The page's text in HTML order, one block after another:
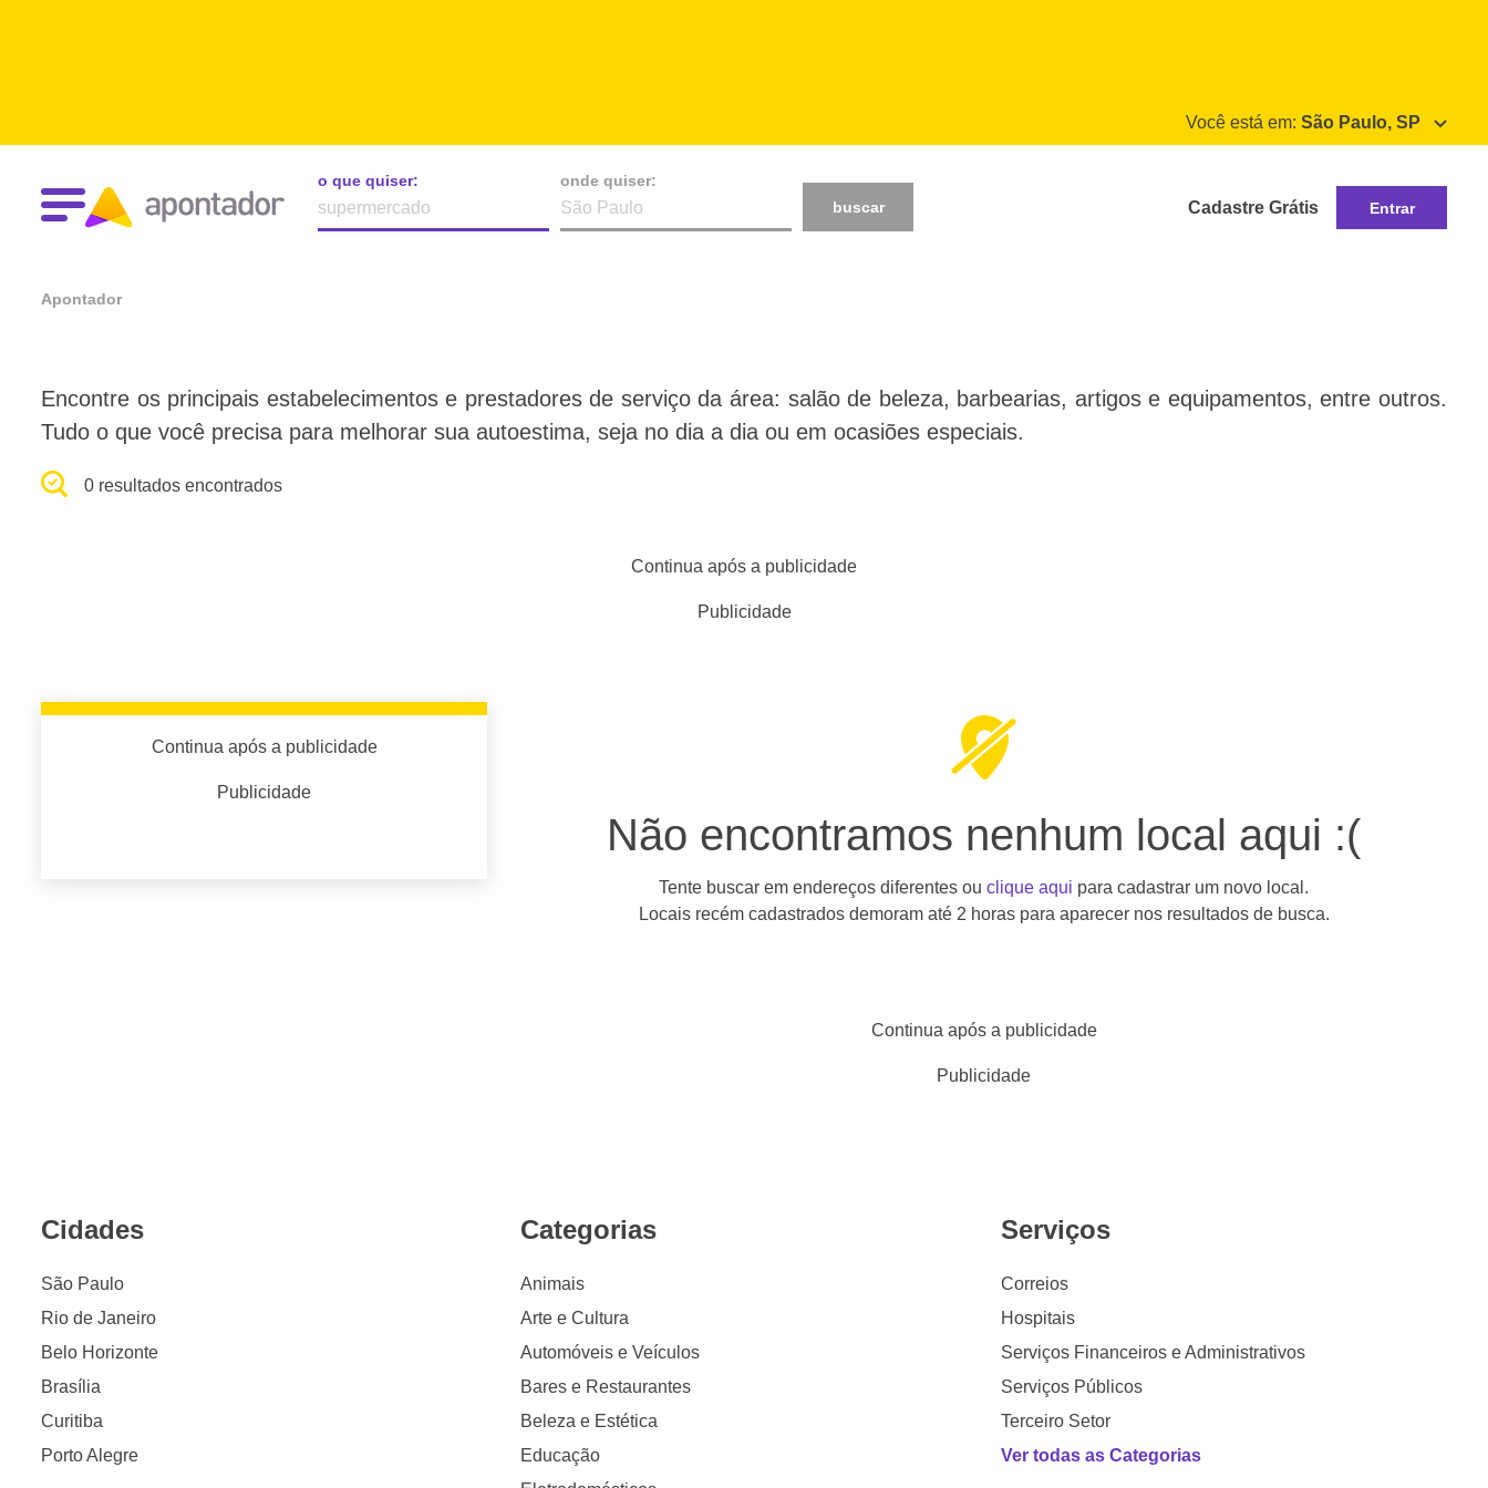
Você está em: São Paulo, SP
o que quiser:
onde quiser:
buscar
Cadastre Grátis Entrar
Apontador
Encontre os principais estabelecimentos e prestadores de serviço da área: salão de beleza, barbearias, artigos e equipamentos, entre outros.
Tudo o que você precisa para melhorar sua autoestima, seja no dia a dia ou em ocasiões especiais.
0 resultados encontrados
Continua após a publicidade
Publicidade
Continua após a publicidade
Publicidade
Não encontramos nenhum local aqui :(
Tente buscar em endereços diferentes ouclique aqui para cadastrar um novo local.
Locais recém cadastrados demoram até 2 horas para aparecer nos resultados de busca.
Continua após a publicidade
Publicidade
Cidades
São Paulo
Rio de Janeiro
Belo Horizonte
Brasília
Curitiba
Porto Alegre
Categorias
Animais
Arte e Cultura
Automóveis e Veículos
Bares e Restaurantes
Beleza e Estética
Educação
Serviços
Correios
Hospitais
Serviços Financeiros e Administrativos
Serviços Públicos
Terceiro Setor
Ver todas as Categorias